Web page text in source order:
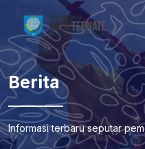
Berita
Informasi terbaru seputar